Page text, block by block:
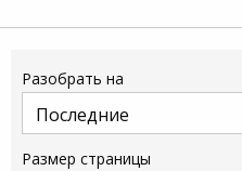
Разобрать на
Размер страницы